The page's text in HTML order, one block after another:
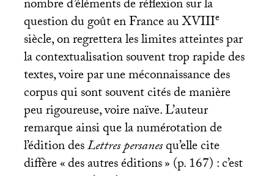
nombre d’éléments de réflexion sur la
question du goût en France auXVIIIe
siècle, on regrettera les limites atteintes par
la contextualisation souvent trop rapide des
textes, voire par une méconnaissance des
corpus qui sont souvent cités de manière
peu rigoureuse, voire naïve. L’auteur
remarque ainsi que la numérotation de
l’édition desLettres persanesqu’elle cite
diffère «des autres éditions» (p. 167) : c’est